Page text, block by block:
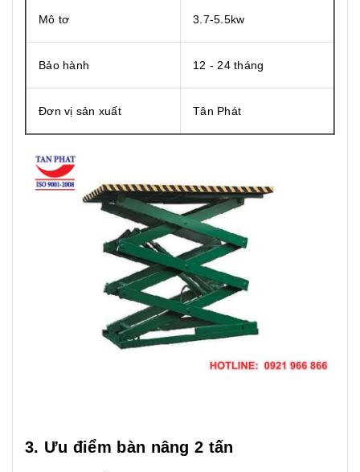
Mô tơ 3.7-5.5kw
Bảo hành 12 - 24 tháng
Đơn vị sản xuất Tân Phát
3. Ưu điểm bàn nâng 2 tấn